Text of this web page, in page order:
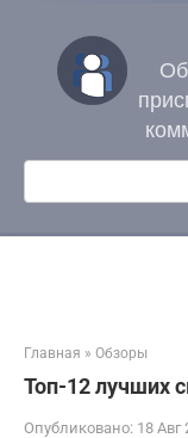
контенту
Поиск:
Главная » Обзоры
Топ-12 лучших
Опубликовано: 18 Авг